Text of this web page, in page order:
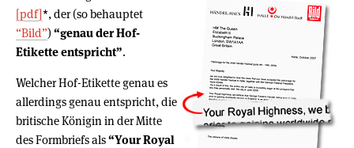
[pdf]*, der (so behauptet
“Bild”) “genau der Hof-
Etikette entspricht”.
Welcher Hof-Etikette genau es
allerdings genau entspricht, die
britische Königin in der Mitte
des Formbriefs als“Your Royal